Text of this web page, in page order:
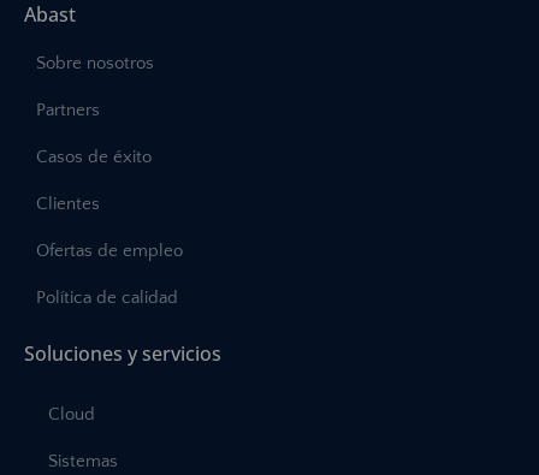
Abast
Sobre nosotros
Partners
Casos de éxito
Clientes
Ofertas de empleo
Política de calidad
Soluciones y servicios
Cloud
Sistemas